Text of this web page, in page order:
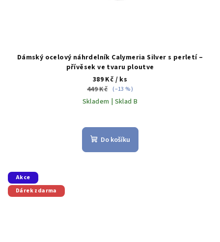
Dámský ocelový náhrdelník Calymeria Silver s perletí –
přívěsek ve tvaru ploutve
389 Kč / ks
449 Kč (–13 %)
Skladem | Sklad B
Do košíku
Akce
Dárek zdarma